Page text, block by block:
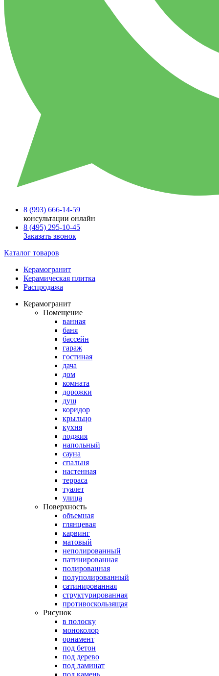
8 (993) 666-14-59
консультации онлайн
8 (495) 295-10-45
Заказать звонок
Каталог товаров
Керамогранит
Керамическая плитка
Распродажа
Керамогранит
Помещение
ванная
баня
бассейн
гараж
гостиная
дача
дом
комната
дорожки
душ
коридор
крыльцо
кухня
лоджия
напольный
сауна
спальня
настенная
терраса
туалет
улица
Поверхность
объемная
глянцевая
карвинг
матовый
неполированный
патинированная
полированная
полуполированный
сатинированная
структурированная
противоскользящая
Рисунок
в полоску
моноколор
орнамент
под бетон
под дерево
под ламинат
под камень